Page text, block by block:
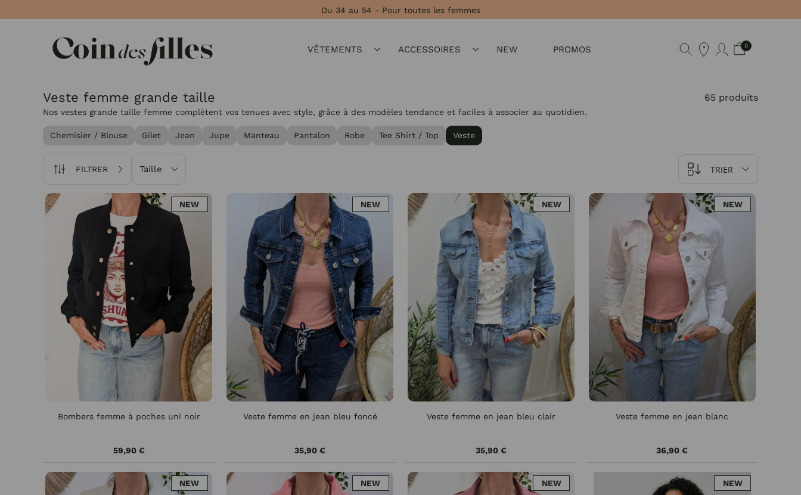
★★★★★ 4,8 Avis Garantis
VÊTEMENTS ACCESSOIRES NEW PROMOS 0
Veste femme grande taille 65 produits
Nos vestes grande taille femme complètent vos tenues avec style, grâce à des modèles tendance et faciles à associer au quotidien.
Chemisier / Blouse Gilet Jean Jupe Manteau Pantalon Robe Tee Shirt / Top Veste
FILTRER Taille TRIER
NEW
Bombers femme à poches uni noir
59,90 €
NEW
Veste femme en jean bleu foncé
35,90 €
NEW
Veste femme en jean bleu clair
35,90 €
NEW
Veste femme en jean blanc
36,90 €
NEW NEW NEW NEW